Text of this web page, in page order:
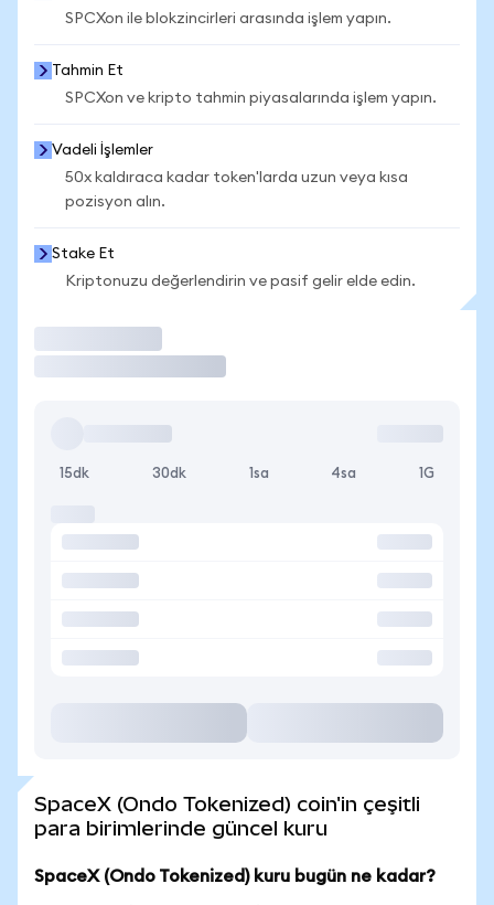
SPCXon ile blokzincirleri arasında işlem yapın.
Tahmin Et
SPCXon ve kripto tahmin piyasalarında işlem yapın.
Vadeli İşlemler
50x kaldıraca kadar token'larda uzun veya kısa
pozisyon alın.
Stake Et
Kriptonuzu değerlendirin ve pasif gelir elde edin.
15dk 30dk 1sa 4sa 1G
SpaceX (Ondo Tokenized) coin'in çeşitli
para birimlerinde güncel kuru
SpaceX (Ondo Tokenized) kuru bugün ne kadar?